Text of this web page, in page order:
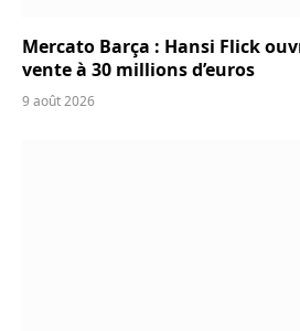
Mercato Barça : Hansi Flick
vente à 30 millions d’euros
9 août 2026